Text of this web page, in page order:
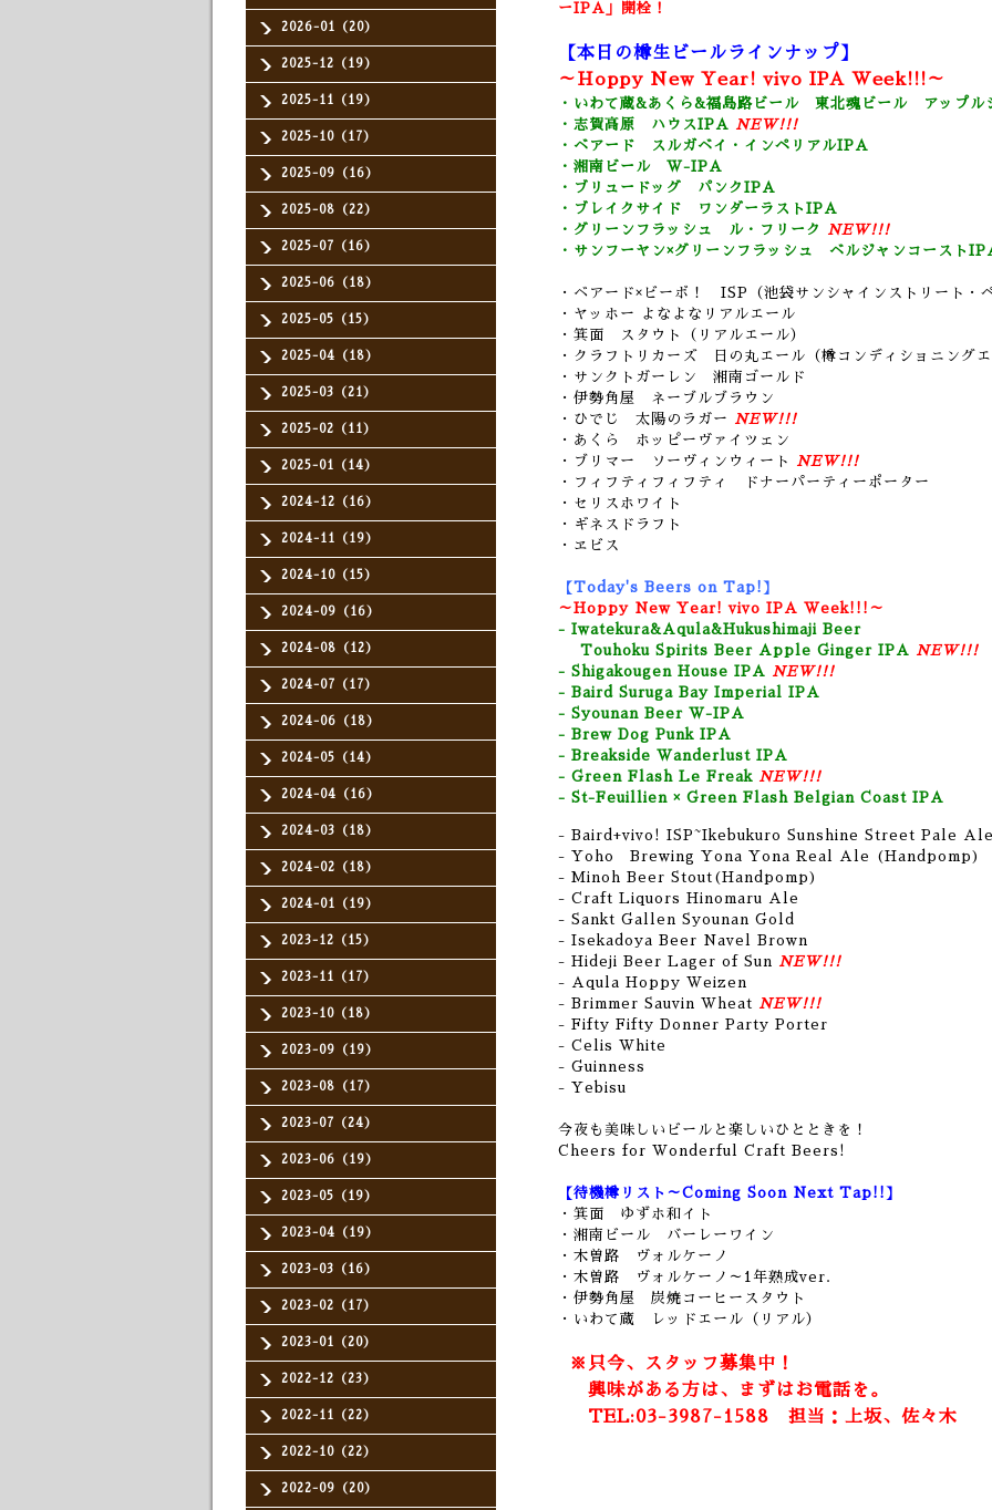
2026-01（20）
2025-12（19）
2025-11（19）
2025-10（17）
2025-09（16）
2025-08（22）
2025-07（16）
2025-06（18）
2025-05（15）
2025-04（18）
2025-03（21）
2025-02（11）
2025-01（14）
2024-12（16）
2024-11（19）
2024-10（15）
2024-09（16）
2024-08（12）
2024-07（17）
2024-06（18）
2024-05（14）
2024-04（16）
2024-03（18）
2024-02（18）
2024-01（19）
2023-12（15）
2023-11（17）
2023-10（18）
2023-09（19）
2023-08（17）
2023-07（24）
2023-06（19）
2023-05（19）
2023-04（19）
2023-03（16）
2023-02（17）
2023-01（20）
2022-12（23）
2022-11（22）
2022-10（22）
2022-09（20）
ーIPA」開栓！
【本日の樽生ビールラインナップ】
～Hoppy New Year! vivo IPA Week!!!～
・いわて蔵&あくら&福島路ビール 東北魂ビール アップル
・志賀高原 ハウスIPA NEW!!!
・ベアード スルガベイ・インペリアルIPA
・湘南ビール W-IPA
・ブリュードッグ パンクIPA
・ブレイクサイド ワンダーラストIPA
・グリーンフラッシュ ル・フリーク
NEW!!!
・サンフーヤン×グリーンフラッシュ ベルジャンコースト
・ベアード×ビーボ！ ISP（池袋サンシャインストリート・
・ヤッホー よなよなリアルエール
・箕面 スタウト（リアルエール）
・クラフトリカーズ 日の丸エール（樽コンディショニング
・サンクトガーレン 湘南ゴールド
・伊勢角屋 ネーブルブラウン
・ひでじ 太陽のラガー
NEW!!!
・あくら ホッピーヴァイツェン
・ブリマー ソーヴィンウィート
NEW!!!
・フィフティフィフティ ドナーパーティーポーター
・セリスホワイト
・ギネスドラフト
・ヱビス
【Today's Beers on Tap!】
～Hoppy New Year! vivo IPA Week!!!～
- Iwatekura&Aqula&Hukushimaji Beer
Touhoku Spirits Beer Apple Ginger IPA NEW!!!
- Shigakougen House IPA NEW!!!
- Baird Suruga Bay Imperial IPA
- Syounan Beer W-IPA
- Brew Dog Punk IPA
- Breakside Wanderlust IPA
- Green Flash Le Freak NEW!!!
- St-Feuillien × Green Flash Belgian Coast IPA
- Baird+vivo! ISP~Ikebukuro Sunshine Street Pale
- Yoho Brewing Yona Yona Real Ale (Handpomp)
- Minoh Beer Stout(Handpomp)
- Craft Liquors Hinomaru Ale
- Sankt Gallen Syounan Gold
- Isekadoya Beer Navel Brown
- Hideji Beer Lager of Sun
NEW!!!
- Aqula Hoppy Weizen
- Brimmer Sauvin Wheat NEW!!!
- Fifty Fifty Donner Party Porter
- Celis White
- Guinness
- Yebisu
今夜も美味しいビールと楽しいひとときを！
Cheers for Wonderful Craft Beers!
【待機樽リスト～Coming Soon Next Tap!!】
・箕面 ゆずホ和イト
・ 湘南ビール バーレーワイン
・木曽路 ヴォルケーノ
・木曽路 ヴォルケーノ～1年熟成ver.
・伊勢角屋 炭焼コーヒースタウト
・いわて蔵 レッドエール（リアル）
※只今、スタッフ募集中！
興味がある方は、まずはお電話を。
TEL:03-3987-1588 担当：上坂、佐々木